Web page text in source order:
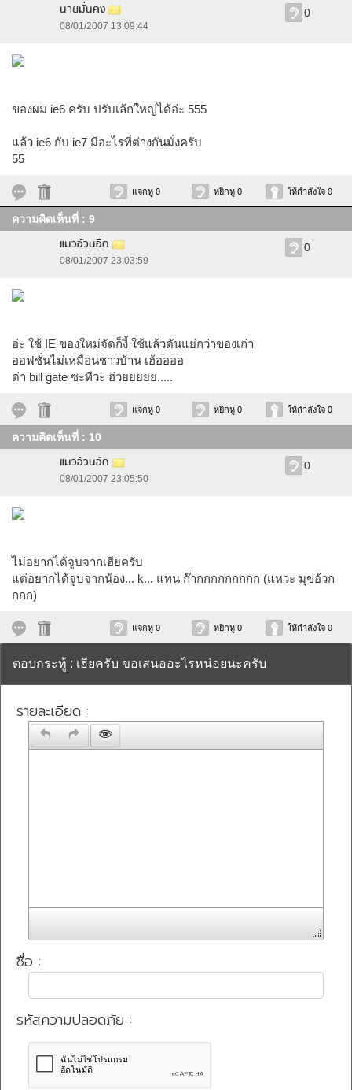
นายมั่นคง
08/01/2007 13:09:44
0
ของผม ie6 ครับ ปรับเล้กใหญ่ได้อ่ะ 555
แล้ว ie6 กับ ie7 มีอะไรที่ต่างกันมั่งครับ
55
แจกหู 0 หยิกหู 0 ให้กำลังใจ 0
ความคิดเห็นที่ : 9
แมวอ้วนอืด
08/01/2007 23:03:59
0
อ่ะ ใช้ IE ของใหม่จัดก็งี้ ใช้แล้วดันแย่กว่าของเก่า
ออฟชั่นไม่เหมือนชาวบ้าน เฮ้ออออ
ด่า bill gate ซะทีวะ ฮ่วยยยยย.....
แจกหู 0 หยิกหู 0 ให้กำลังใจ 0
ความคิดเห็นที่ : 10
แมวอ้วนอืด
08/01/2007 23:05:50
0
ไม่อยากได้จูบจากเฮียครับ
แต่อยากได้จูบจากน้อง... k... แทน ก๊ากกกกกกกกก (แหวะ มุขอ้วก
กกก)
แจกหู 0 หยิกหู 0 ให้กำลังใจ 0
ตอบกระทู้ : เฮียครับ ขอเสนออะไรหน่อยนะครับ
รายละเอียด :
ชื่อ :
รหัสความปลอดภัย :